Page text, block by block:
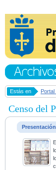
Estás en
Censo del
Presentación